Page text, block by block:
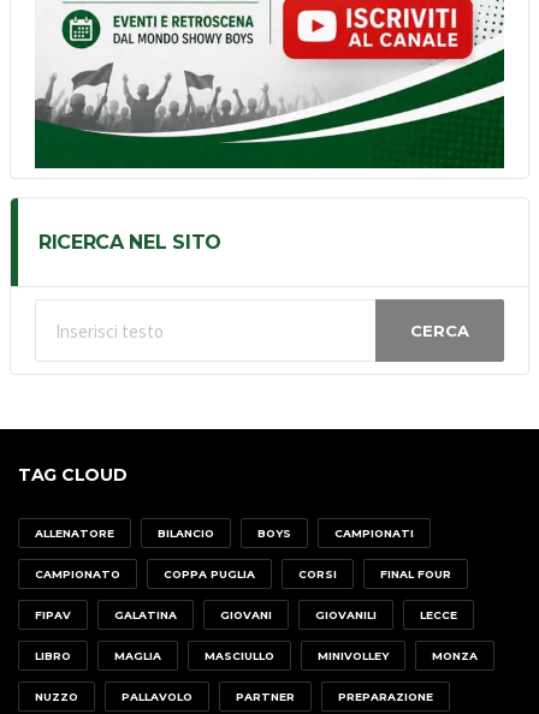
RICERCA NEL SITO
CERCA
TAG CLOUD
ALLENATORE BILANCIO BOYS CAMPIONATI
CAMPIONATO COPPA PUGLIA CORSI FINAL FOUR
FIPAV GALATINA GIOVANI GIOVANILI LECCE
LIBRO MAGLIA MASCIULLO MINIVOLLEY MONZA
NUZZO PALLAVOLO PARTNER PREPARAZIONE